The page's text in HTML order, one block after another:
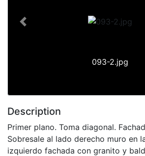
093-2.jpg
Previous
Description
Primer plano. Toma diagonal.
Sobresale al lado derecho muro en
izquierdo fachada con granito y